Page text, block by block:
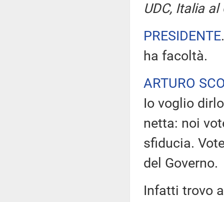
UDC, Italia
PRESIDENTE
ha facoltà.
ARTURO
Io voglio
netta: noi
sfiducia.
del Governo.
Infatti trovo